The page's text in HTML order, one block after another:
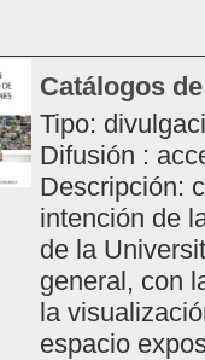
Catálogos
Tipo:
Difusión :
Descripción:
intención de
de la
general, con
la
espacio